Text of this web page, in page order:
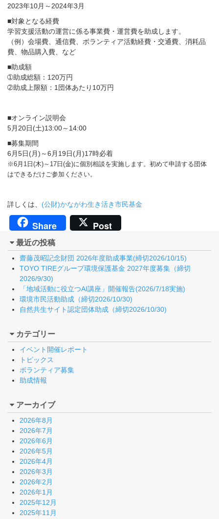
2023年10月～2024年3月
■対象となる経費
学習支援活動の運営に係る事業費・運営費を助成します。
（例）会場費、通信費、ボランティア活動経費・交通費、消耗品
費、物品購入費、など
■助成額
➀助成総額：120万円
➁助成上限額：1団体あたり10万円
■オンライン説明会
5月20日(土)13:00～14:00
■募集期間
6月5日(月)～6月19日(月)17時必着
※6月1日(木)～17日(金)に個別相談を実施します。初めて申請する団体
はできるだけご参加ください。
詳しくは、 (公財)かながわ生き活き市民基金
Share Post
最近の投稿
齋藤茂昭記念財団 2026年度助成事業(締切2026/10/15)
TOYO TIREグループ環境保護基金 2027年度募集（締切
2026/9/30)
「地域活動に役立つAI講座」開催報告(2026/7/18実施)
環境市民活動助成（締切2026/10/30)
自然共生サイト認定団体助成（締切2026/10/30)
カテゴリー
イベント開催レポート
トピックス
ボランティア募集
助成情報
アーカイブ
2026年8月
2026年7月
2026年6月
2026年5月
2026年4月
2026年3月
2026年2月
2026年1月
2025年12月
2025年11月